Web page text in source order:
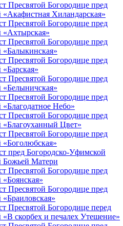
Пресвятой Богородице пред
«Акафистная Хиландарская»
Пресвятой Богородице пред
«Ахтырская»
Пресвятой Богородице пред
«Балыкинская»
Пресвятой Богородице пред
Пресвятой Богородице пред
«Белыничская»
Пресвятой Богородице пред
«Благодатное Небо»
Пресвятой Богородице пред
«Благоуханный Цвет»
Пресвятой Богородице пред
«Боголюбская»
пред Богородско-Уфимской
Божьей Матери
Пресвятой Богородице пред
Пресвятой Богородице пред
Пресвятой Богородице перед
«В скорбех и печалех Утешение»